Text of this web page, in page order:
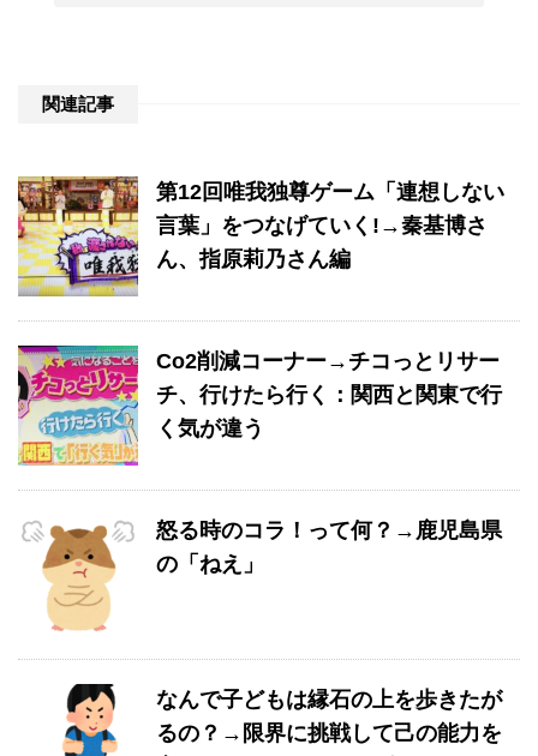
関連記事
第12回唯我独尊ゲーム「連想しない
言葉」をつなげていく!→秦基博さ
ん、指原莉乃さん編
Co2削減コーナー→チコっとリサー
チ、行けたら行く：関西と関東で行
く気が違う
怒る時のコラ！って何？→鹿児島県
の「ねえ」
なんで子どもは縁石の上を歩きたが
るの？→限界に挑戦して己の能力を